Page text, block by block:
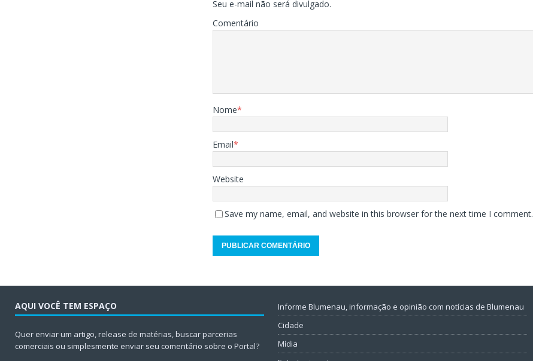
Seu e-mail não será divulgado.
Comentário
Nome*
Email*
Website
Save my name, email, and website in this browser for the next time I comment.
AQUI VOCÊ TEM ESPAÇO
Quer enviar um artigo, release de matérias, buscar parcerias
comerciais ou simplesmente enviar seu comentário sobre o Portal?
Informe Blumenau, informação e opinião com notícias de Blumenau
Cidade
Mídia